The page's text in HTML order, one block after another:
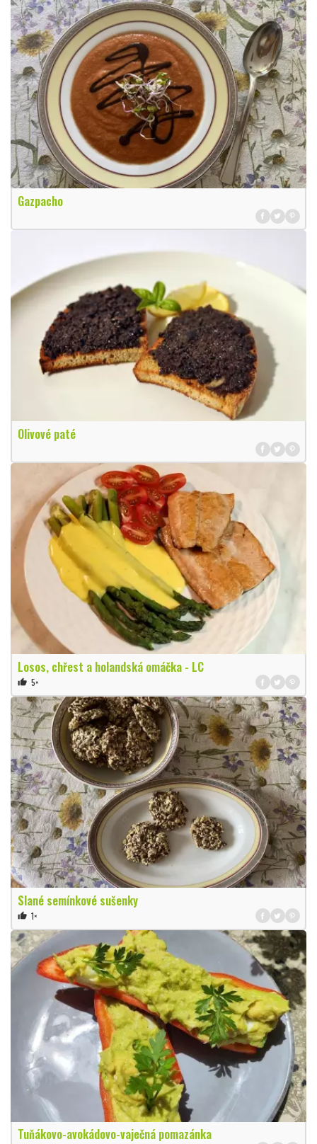
Gazpacho
Olivové paté
Losos, chřest a holandská omáčka - LC
thumb_up 5×
Slané semínkové sušenky
thumb_up 1×
Tuňákovo-avokádovo-vaječná pomazánka